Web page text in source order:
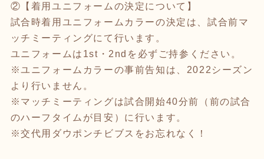
②【着用ユニフォームの決定について】
試合時着用ユニフォームカラーの決定は、試合前マ
ッチミーティングにて行います。
ユニフォームは1st・2ndを必ずご持参ください。
※ユニフォームカラーの事前告知は、2022シーズン
より行いません。
※マッチミーティングは試合開始40分前（前の試合
のハーフタイムが目安）に行います。
※交代用ダウポンチビブスをお忘れなく！